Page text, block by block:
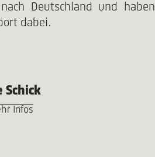
Deutschland und haben
dabei.
Schick
Infos